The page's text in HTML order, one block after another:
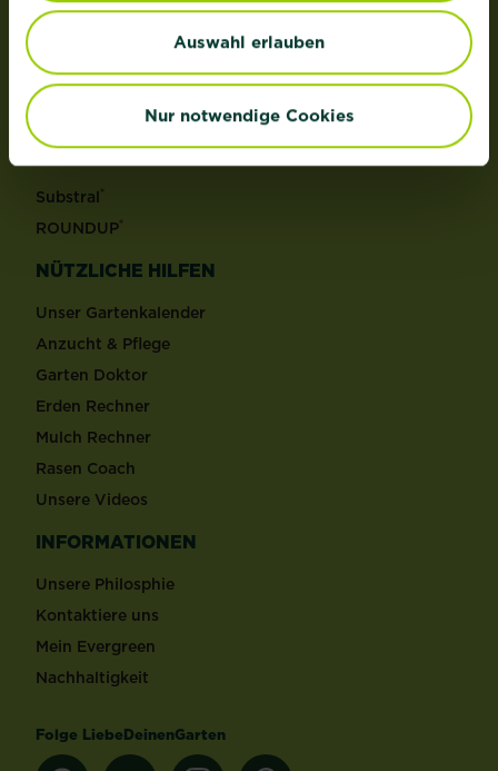
Auswahl erlauben
Nur notwendige Cookies
Grundstoffe
Schädlinge
Reinigungsmittel
MARKEN
Substral®
ROUNDUP®
NÜTZLICHE HILFEN
Unser Gartenkalender
Anzucht & Pflege
Garten Doktor
Erden Rechner
Mulch Rechner
Rasen Coach
Unsere Videos
INFORMATIONEN
Unsere Philosphie
Kontaktiere uns
Mein Evergreen
Nachhaltigkeit
Folge LiebeDeinenGarten